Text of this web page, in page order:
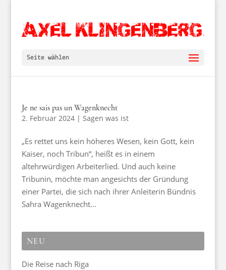
Seite wählen
Je ne sais pas un Wagenknecht
2. Februar 2024| Sagen was ist
„Es rettet uns kein höheres Wesen, kein Gott, kein
Kaiser, noch Tribun“, heißt es in einem
altehrwürdigen Arbeiterlied. Und auch keine
Tribunin, möchte man angesichts der Gründung
einer Partei, die sich nach ihrer Anleiterin Bündnis
Sahra Wagenknecht...
NEU
Die Reise nach Riga